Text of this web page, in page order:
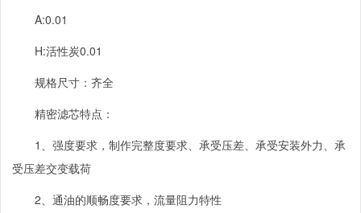
A:0.01
H:活性炭0.01
规格尺寸：齐全
精密滤芯特点：
1、强度要求，制作完整度要求、承受压差、承受安装外力、承
受压差交变载荷
2、通油的顺畅度要求，流量阻力特性